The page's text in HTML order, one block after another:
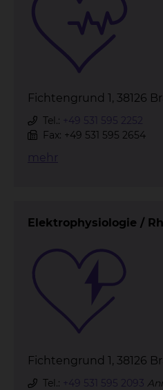
Fichtengrund 1, 38126
Tel.: +49 531 595 2252
Fax: +49 531 595 2654
mehr
Elektrophysiologie /
Fichtengrund 1, 38126
Tel.: +49 531 595 2093